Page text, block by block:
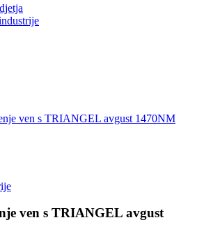
ven s TRIANGEL avgust 1470NM
ven s TRIANGEL avgust